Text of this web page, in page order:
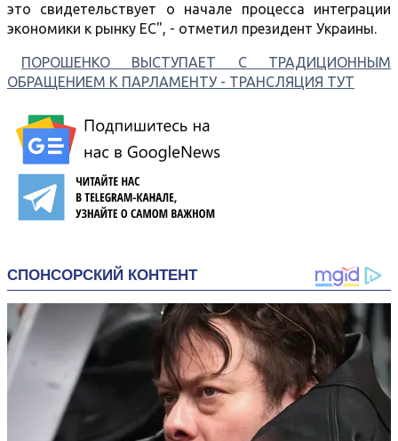
это свидетельствует о начале процесса интеграции
экономики к рынку ЕС", - отметил президент Украины.
ПОРОШЕНКО ВЫСТУПАЕТ С ТРАДИЦИОННЫМ
ОБРАЩЕНИЕМ К ПАРЛАМЕНТУ - ТРАНСЛЯЦИЯ ТУТ